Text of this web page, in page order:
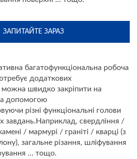
ЗАПИТАЙТЕ ЗАРАЗ
багатофункціональна робоча
додаткових
можна швидко закріпити на
допомогою
різні функціональні голови
завдань.Наприклад, свердління /
/ мармурі / граніті / кварці (з
загальне різання, шліфування
… тощо.